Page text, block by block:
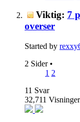
Viktig: 7
overser
Started by
2 Sider •
1 2
11 Svar
32,711 Visninger